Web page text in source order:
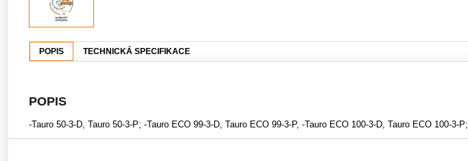
POPIS TECHNICKÁ SPECIFIKACE
POPIS
-Tauro 50-3-D, Tauro 50-3-P; -Tauro ECO 99-3-D, Tauro ECO 99-3-P, -Tauro ECO 100-3-D, Tauro ECO 100-3-P;